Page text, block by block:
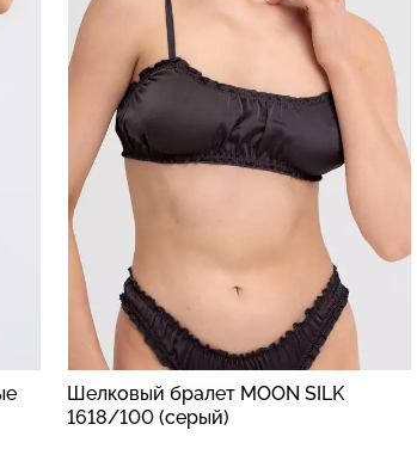
Трусы бразилиана из кружева и
микрофибры Tiffany 2226/36 cream